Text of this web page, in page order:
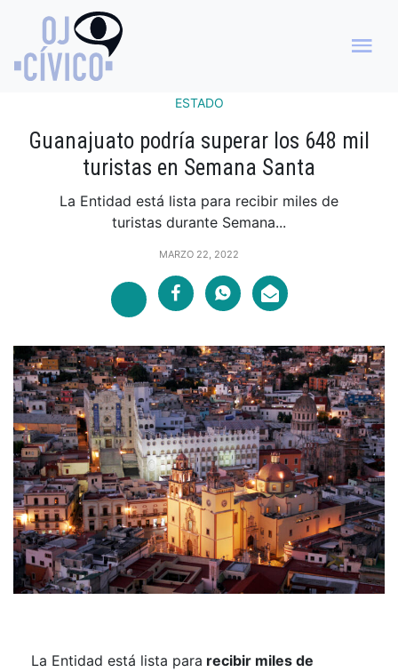
ESTADO
Guanajuato podría superar los 648 mil
turistas en Semana Santa
La Entidad está lista para recibir miles de
turistas durante Semana...
MARZO 22, 2022
La Entidad está lista para recibir miles de